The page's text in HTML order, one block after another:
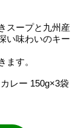
スープと九州産
い味わいのキー
ます。
レー 150g×3袋